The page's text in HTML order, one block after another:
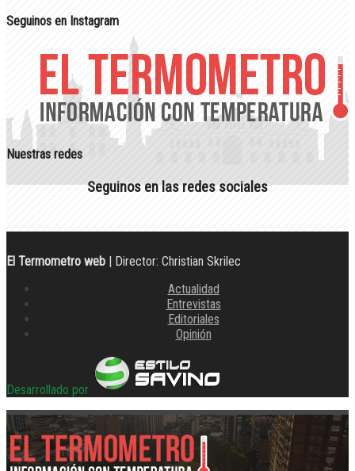
Seguinos en Instagram
Nuestras redes
Seguinos en las redes sociales
El Termometro web | Director: Christian Skrilec
Actualidad
Entrevistas
Editoriales
Opinión
Desarrollado por